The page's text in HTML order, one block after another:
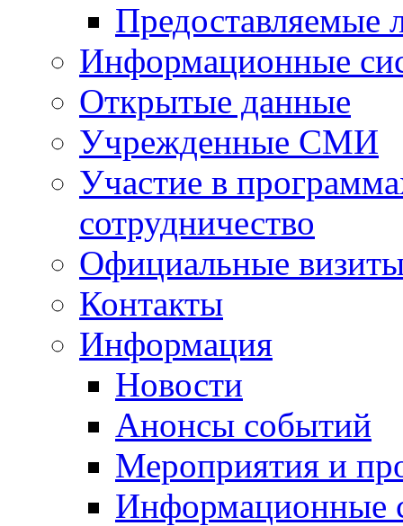
Предоставляемые
Информационные
Открытые данные
Учрежденные СМИ
Участие в
сотрудничество
Официальные
Контакты
Информация
Новости
Анонсы событий
Мероприятия и
Информационные